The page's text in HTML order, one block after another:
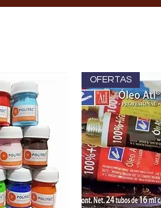
OFERTAS